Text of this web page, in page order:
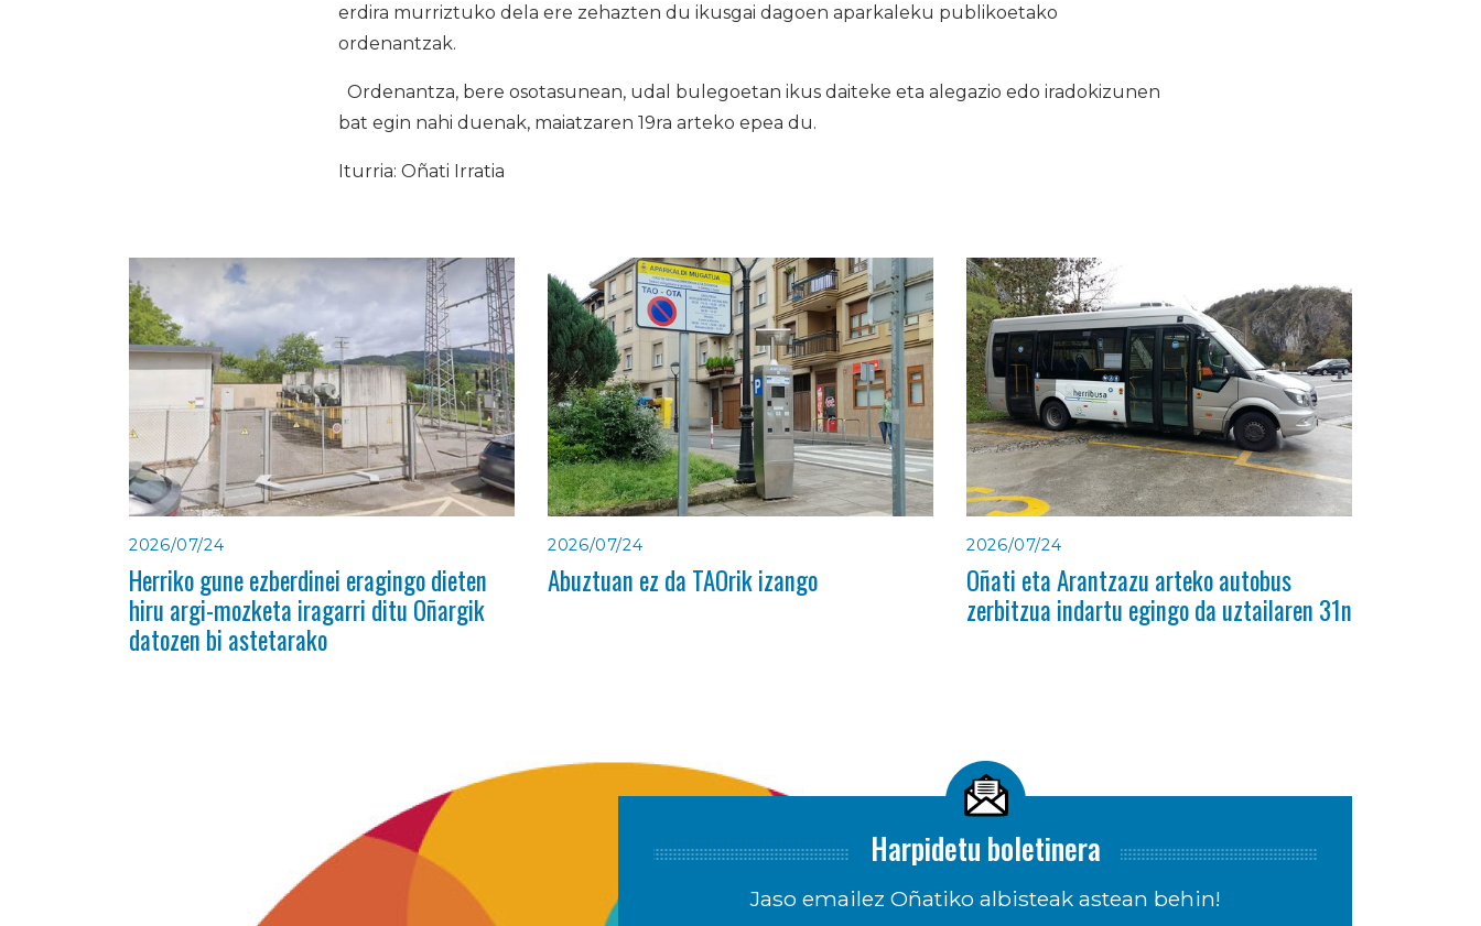
erdira murriztuko dela ere zehazten du ikusgai dagoen aparkaleku publikoetako
ordenantzak.
Ordenantza, bere osotasunean, udal bulegoetan ikus daiteke eta alegazio edo iradokizunen
bat egin nahi duenak, maiatzaren 19ra arteko epea du.
Iturria: Oñati Irratia
2026/07/24
Herriko gune ezberdinei eragingo dieten
hiru argi-mozketa iragarri ditu Oñargik
datozen bi astetarako
2026/07/24
Abuztuan ez da TAOrik izango
2026/07/24
Oñati eta Arantzazu arteko autobus
zerbitzua indartu egingo da uztailaren 31n
Harpidetu boletinera
Jaso emailez Oñatiko albisteak astean behin!